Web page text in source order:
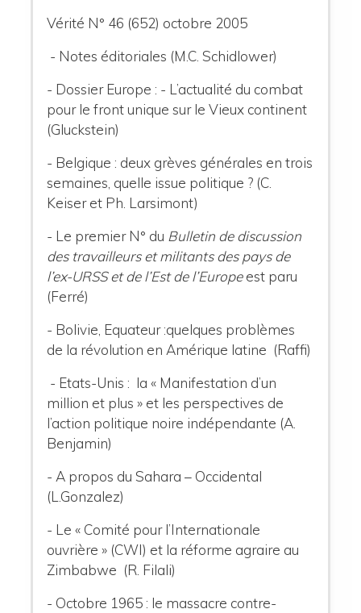
Vérité N° 46 (652) octobre 2005
- Notes éditoriales (M.C. Schidlower)
- Dossier Europe : - L’actualité du combat
pour le front unique sur le Vieux continent
(Gluckstein)
- Belgique : deux grèves générales en trois
semaines, quelle issue politique ? (C.
Keiser et Ph. Larsimont)
- Le premier N° du Bulletin de discussion
des travailleurs et militants des pays de
l’ex-URSS et de l’Est de l’Europeest paru
(Ferré)
- Bolivie, Equateur :quelques problèmes
de la révolution en Amérique latine (Raffi)
- Etats-Unis : la « Manifestation d’un
million et plus » et les perspectives de
l’action politique noire indépendante (A.
Benjamin)
- A propos du Sahara – Occidental
(L.Gonzalez)
- Le « Comité pour l’Internationale
ouvrière » (CWI) et la réforme agraire au
Zimbabwe (R. Filali)
- Octobre 1965 : le massacre contre-